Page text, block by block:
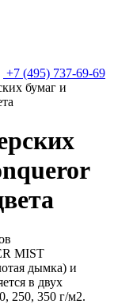
+7 (495) 737-69-69
бумаг и
MIST
дымка) и
в двух
250, 350 г/м2.